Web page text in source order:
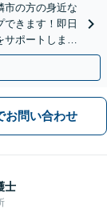
市の方の身近な
できます！即日
ポートしま
可】
お問い合わせ
士